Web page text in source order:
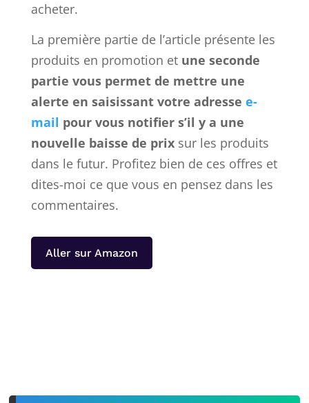
acheter.
La première partie de l’article présente les
produits en promotion et une seconde
partie vous permet de mettre une
alerte en saisissant votre adresse e-
mail pour vous notifier s’il y a une
nouvelle baisse de prixsur les produits
dans le futur. Profitez bien de ces offres et
dites-moi ce que vous en pensez dans les
commentaires.
Aller sur Amazon